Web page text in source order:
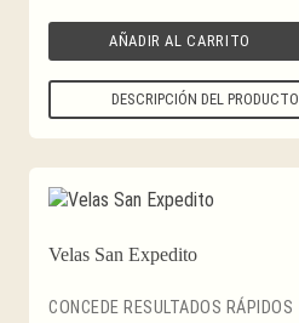
AÑADIR AL CARRITO
DESCRIPCIÓN DEL PRODUCTO
Velas San Expedito
CONCEDE RESULTADOS RÁPIDOS